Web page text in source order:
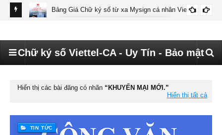
Bảng Giá Chữ ký số từ xa Mysign cá nhân Viettel
Chữ ký số Viettel-CA - Uy Tín - Bảo mật
Hiển thị các bài đăng có nhãn
KHUYẾN MẠI MỚI.
Hiển thị tất cả
TIN TỨC